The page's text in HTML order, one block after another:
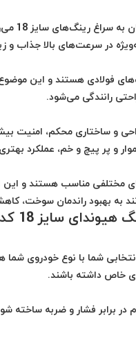
یکی
در سرعت‌های بالا جذاب و
فولادی هستند و این
رانندگی می‌شود.
سایز 18 کد 149 با طراحی و
و پر پیچ و خم، عملکرد بهتری
تایرهای مختلفی مناسب هستند
به بهبود راندمان سوخت،
سایز 18 کد 149
شما با نوع خودروی
خاص داشته باشند.
برابر فشار و ضربه ساخته